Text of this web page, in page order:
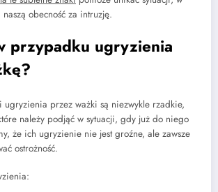
obecność za intruzję.
przypadku ugryzienia
przez ważki są niezwykle rzadkie,
należy podjąć w sytuacji, gdy już do niego
że ich ugryzienie nie jest groźne, ale zawsze
ostrożność.